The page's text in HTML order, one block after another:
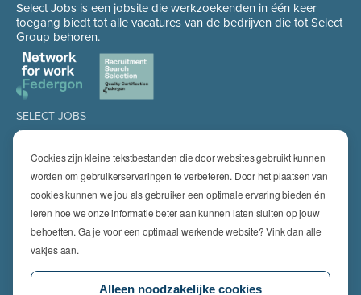
Cookies zijn kleine tekstbestanden die door websites gebruikt kunnen
worden om gebruikerservaringen te verbeteren. Door het plaatsen van
cookies kunnen we jou als gebruiker een optimale ervaring bieden én
leren hoe we onze informatie beter aan kunnen laten sluiten op jouw
behoeften. Ga je voor een optimaal werkende website? Vink dan alle
vakjes aan.
Alleen noodzakelijke cookies
Select Jobs is een jobsite die werkzoekenden in één keer
toegang biedt tot alle vacatures van de bedrijven die tot Select
Group behoren.
SELECT JOBS
Jobs
Job alert
SPECIALISATIES
Technics
High Technics & Engineering
Logistics
Finance & Insurance
Office